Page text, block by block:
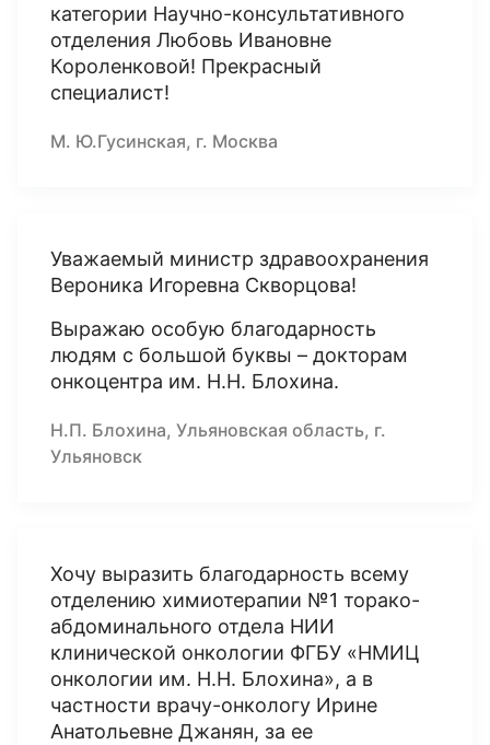
категории Научно-консультативного
отделения Любовь Ивановне
Короленковой! Прекрасный
специалист!
М. Ю.Гусинская, г. Москва
Уважаемый министр здравоохранения
Вероника Игоревна Скворцова!
Выражаю особую благодарность
людям с большой буквы – докторам
онкоцентра им. Н.Н. Блохина.
Н.П. Блохина, Ульяновская область, г.
Ульяновск
Хочу выразить благодарность всему
отделению химиотерапии №1 торако-
абдоминального отдела НИИ
клинической онкологии ФГБУ «НМИЦ
онкологии им. Н.Н. Блохина», а в
частности врачу-онкологу Ирине
Анатольевне Джанян, за ее